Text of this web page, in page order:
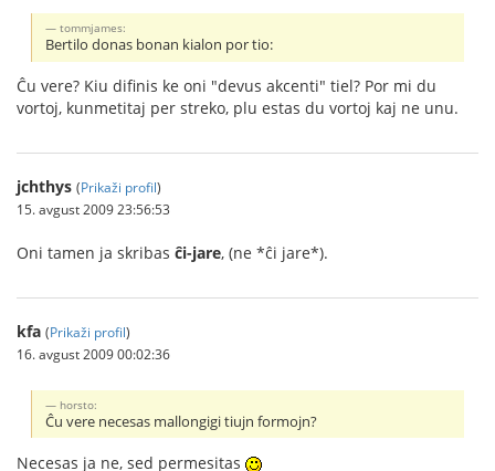
tommjames:
Bertilo donas bonan kialon por tio:
Ĉu vere? Kiu difinis ke oni "devus akcenti" tiel? Por mi du
vortoj, kunmetitaj per streko, plu estas du vortoj kaj ne unu.
jchthys (Prikaži profil)
15. avgust 2009 23:56:53
Oni tamen ja skribas ĉi-jare, (ne *ĉi jare*).
kfa (Prikaži profil)
16. avgust 2009 00:02:36
horsto:
Ĉu vere necesas mallongigi tiujn formojn?
Necesas ja ne, sed permesitas